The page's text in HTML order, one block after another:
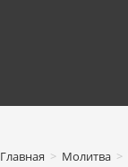
Главная > Молитва >